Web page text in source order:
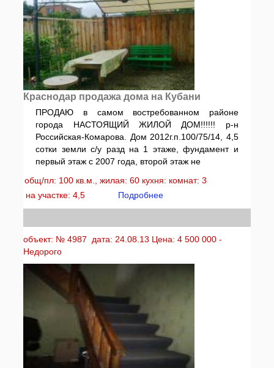
Краснодар продажа дома на Кубани
ПРОДАЮ в самом востребованном районе
города НАСТОЯЩИЙ ЖИЛОЙ ДОМ!!!!!! р-н
Российская-Комарова. Дом 2012г.п.100/75/14, 4,5
сотки земли с/у разд на 1 этаже, фундамент и
первый этаж с 2007 года, второй этаж не
общ/пл: 100 кв.м., жилая: 60 кухня: комнат: 3
на участке: 4,5
Подробнее
объект: № 4987 дата: 24.08.13 Цена: 4 500 000 -
Недорого